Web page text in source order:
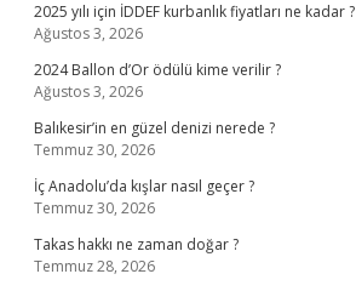
2025 yılı için İDDEF kurbanlık fiyatları ne kadar ?
Ağustos 3, 2026
2024 Ballon d’Or ödülü kime verilir ?
Ağustos 3, 2026
Balıkesir’in en güzel denizi nerede ?
Temmuz 30, 2026
İç Anadolu’da kışlar nasıl geçer ?
Temmuz 30, 2026
Takas hakkı ne zaman doğar ?
Temmuz 28, 2026